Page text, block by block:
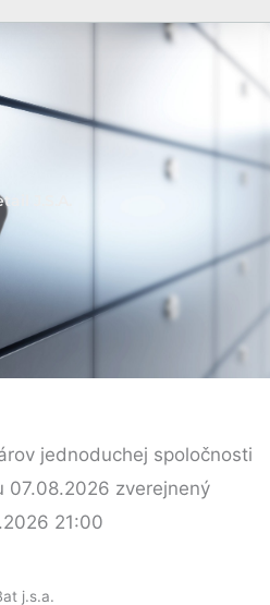
J.S.A.
jednoduchej spoločnosti
07.08.2026 zverejnený
21:00
j.s.a.